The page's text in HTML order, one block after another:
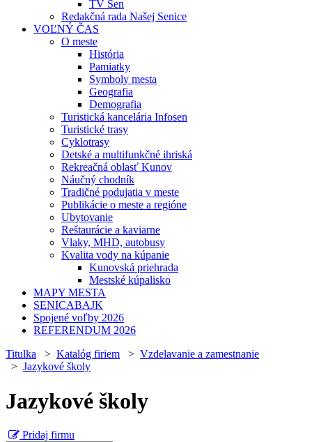
TV Sen
Redakčná rada Našej Senice
VOĽNÝ ČAS
O meste
História
Pamiatky
Symboly mesta
Geografia
Demografia
Turistická kancelária Infosen
Turistické trasy
Cyklotrasy
Detské a multifunkčné ihriská
Rekreačná oblasť Kunov
Náučný chodník
Tradičné podujatia v meste
Publikácie o meste a regióne
Ubytovanie
Reštaurácie a kaviarne
Vlaky, MHD, autobusy
Kvalita vody na kúpanie
Kunovská priehrada
Mestské kúpalisko
MAPY MESTA
SENICABAJK
Spojené voľby 2026
REFERENDUM 2026
Titulka > Katalóg firiem > Vzdelavanie a zamestnanie
> Jazykové školy
Jazykové školy
Pridaj firmu